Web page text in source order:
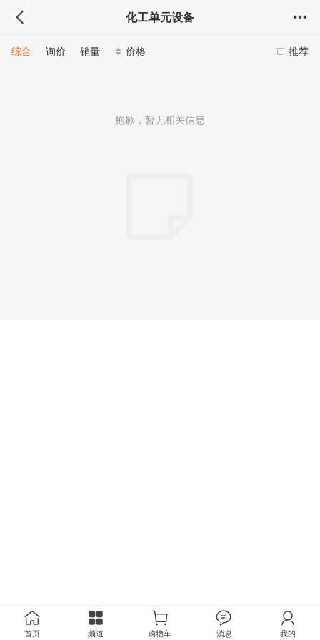
化工单元设备
推荐
综合 询价 销量 价格
抱歉，暂无相关信息
首页 频道 购物车 消息 我的